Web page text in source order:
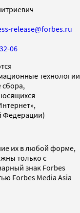
release@forbes.ru
06
технологии
Федерации)
их в любой форме,
только с
знак Forbes
Forbes Media Asia